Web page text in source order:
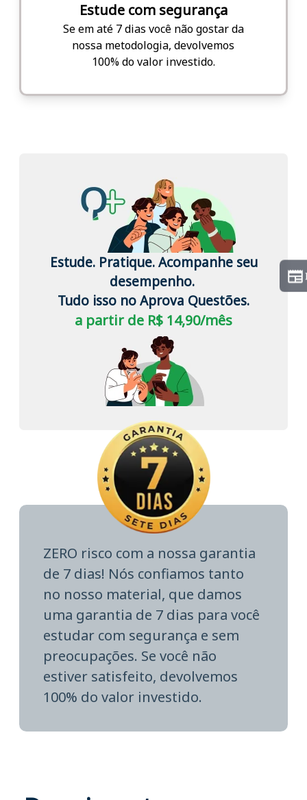
Estude com segurança
Se em até 7 dias você não gostar da
nossa metodologia, devolvemos
100% do valor investido.
Estude. Pratique. Acompanhe seu
desempenho.
Tudo isso no Aprova Questões.
a partir de R$ 14,90/mês
ZERO risco com a nossa garantia
de 7 dias! Nós confiamos tanto
no nosso material, que damos
uma garantia de 7 dias para você
estudar com segurança e sem
preocupações. Se você não
estiver satisfeito, devolvemos
100% do valor investido.